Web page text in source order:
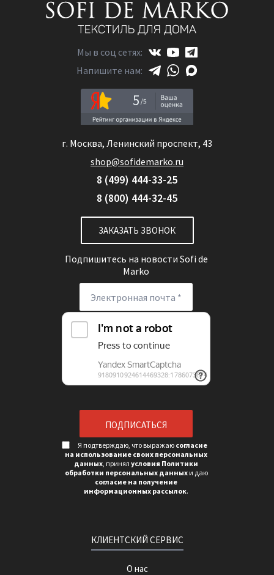
Мы в соц сетях:
Напишите нам:
5
КЛИЕНТСКИЙ СЕРВИС
О нас
г. Москва, Ленинский проспект, 43
shop@sofidemarko.ru
8 (499) 444-33-25
8 (800) 444-32-45
ЗАКАЗАТЬ ЗВОНОК
Подпишитесь на новости Sofi de
Marko
Я подтверждаю, что выражаю согласие
на использование своих персональных
данных, принял условия Политики
обработки персональных данныхи даю
согласие на получение
информационных рассылок.